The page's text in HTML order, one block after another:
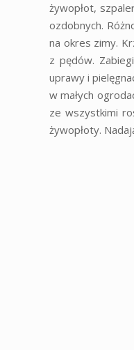
żywopłot,
ozdobnych.
na okres zimy.
z pędów.
uprawy i
w małych
ze wszystkimi
żywopłoty.